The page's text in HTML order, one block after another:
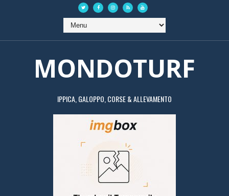
MONDOTURF
IPPICA, GALOPPO, CORSE & ALLEVAMENTO